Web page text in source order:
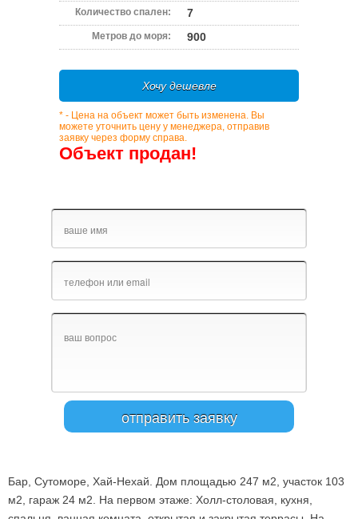
Количество спален: 7
Метров до моря: 900
Хочу дешевле
* - Цена на объект может быть изменена. Вы
можете уточнить цену у менеджера, отправив
заявку через форму справа.
Объект продан!
Бар, Сутоморе, Хай-Нехай. Дом площадью 247 м2, участок 103
м2, гараж 24 м2. На первом этаже: Холл-столовая, кухня,